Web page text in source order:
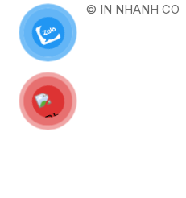
© IN NHANH CO